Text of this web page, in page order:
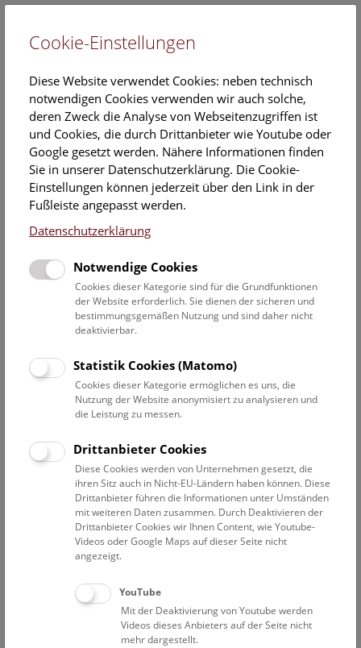
EN
Veranstaltungskalender
Informationen zu Gruppen,- Kindergarten- und
Schulprogrammen finden Siehier
Datumsfilter
24.7.2021
Datum auswählen
Erweiterte Suche
Filter zurücksetzen
24. Juli 2021
Bisher keine Ergebnisse. Dienstags ist das NHM Wien
in der Regel geschlossen. Ausnahmen finden sie
Cookie-Einstellungen
Diese Website verwendet Cookies: neben technisch
notwendigen Cookies verwenden wir auch solche,
deren Zweck die Analyse von Webseitenzugriffen ist
und Cookies, die durch Drittanbieter wie Youtube oder
Google gesetzt werden. Nähere Informationen finden
Sie in unserer Datenschutzerklärung. Die Cookie-
Einstellungen können jederzeit über den Link in der
Fußleiste angepasst werden.
Datenschutzerklärung
Notwendige Cookies
Cookies dieser Kategorie sind für die Grundfunktionen
der Website erforderlich. Sie dienen der sicheren und
bestimmungsgemäßen Nutzung und sind daher nicht
deaktivierbar.
Statistik Cookies (Matomo)
Cookies dieser Kategorie ermöglichen es uns, die
Nutzung der Website anonymisiert zu analysieren und
die Leistung zu messen.
Drittanbieter Cookies
Diese Cookies werden von Unternehmen gesetzt, die
ihren Sitz auch in Nicht-EU-Ländern haben können. Diese
Drittanbieter führen die Informationen unter Umständen
mit weiteren Daten zusammen. Durch Deaktivieren der
Drittanbieter Cookies wir Ihnen Content, wie Youtube-
Videos oder Google Maps auf dieser Seite nicht
angezeigt.
YouTube
Mit der Deaktivierung von Youtube werden
Videos dieses Anbieters auf der Seite nicht
mehr dargestellt.